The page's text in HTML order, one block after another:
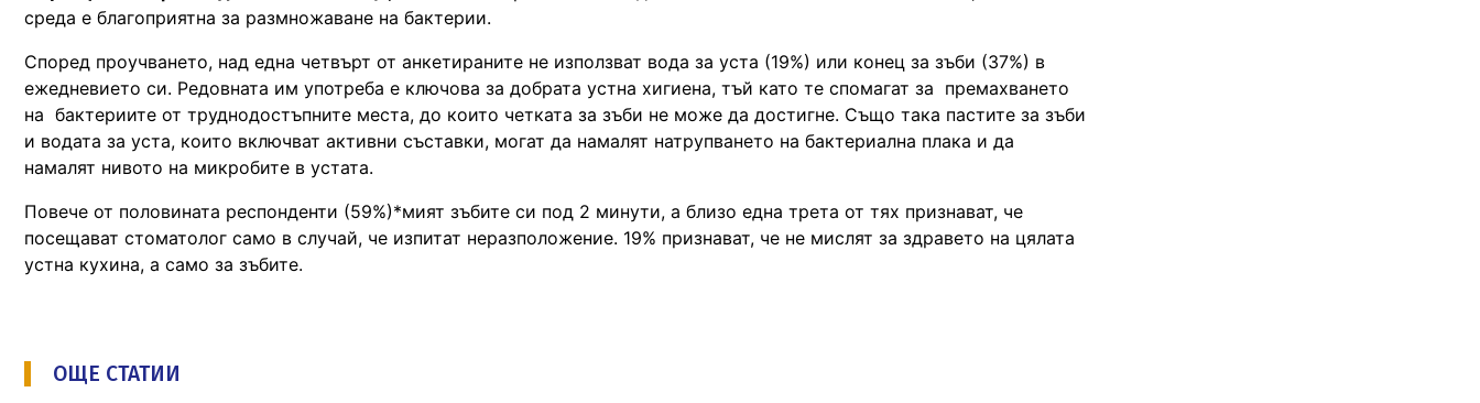
среда е благоприятна за размножаване на бактерии.
Според проучването, над една четвърт от анкетираните не използват вода за уста (19%) или конец за зъби (37%) в
ежедневието си. Редовната им употреба е ключова за добрата устна хигиена, тъй като те спомагат за премахването
на бактериите от труднодостъпните места, до които четката за зъби не може да достигне. Също така пастите за зъби
и водата за уста, които включват активни съставки, могат да намалят натрупването на бактериална плака и да
намалят нивото на микробите в устата.
Повече от половината респонденти (59%)*мият зъбите си под 2 минути, а близо една трета от тях признават, че
посещават стоматолог само в случай, че изпитат неразположение. 19% признават, че не мислят за здравето на цялата
устна кухина, а само за зъбите.
ОЩЕ СТАТИИ